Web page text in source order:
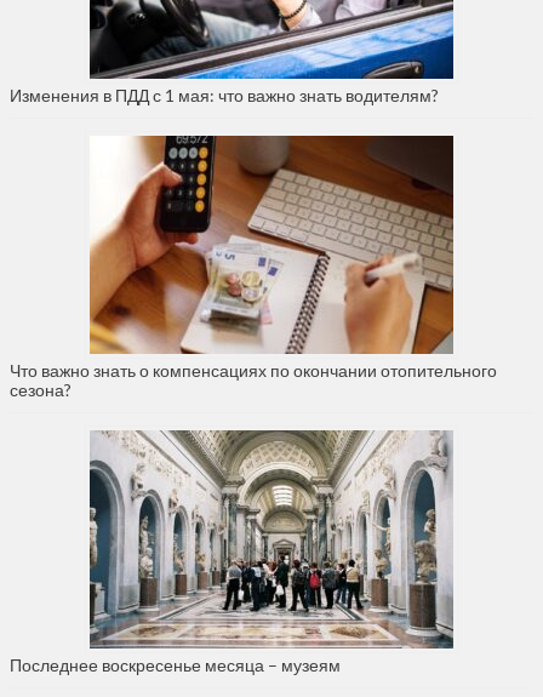
Изменения в ПДД с 1 мая: что важно знать водителям?
Что важно знать о компенсациях по окончании отопительного
сезона?
Последнее воскресенье месяца – музеям